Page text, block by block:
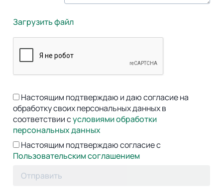
Загрузить файл
Настоящим подтверждаю и даю согласие на
обработку своих персональных данных в
соответствии сусловиями обработки
персональных данных
Настоящим подтверждаю согласие с
Пользовательским соглашением
Отправить